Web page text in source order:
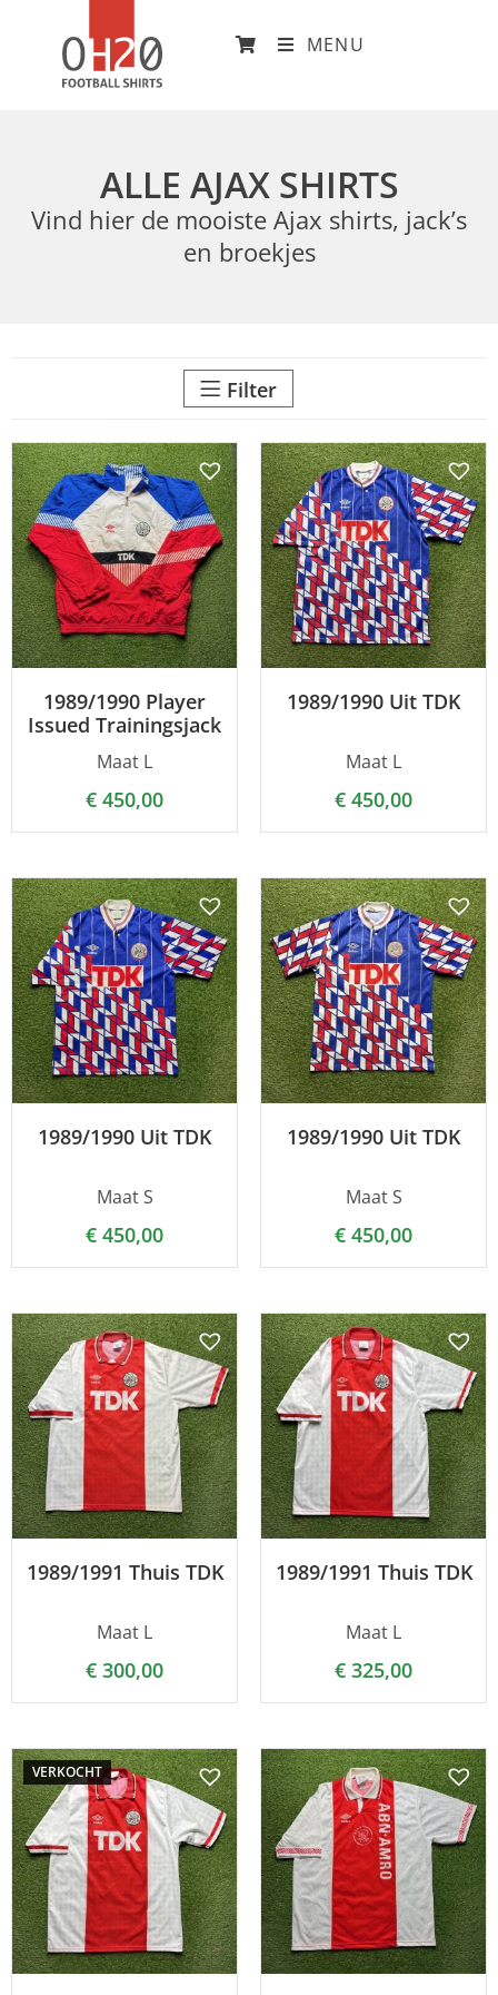
MENU
ALLE AJAX SHIRTS
Vind hier de mooiste Ajax shirts, jack’s
en broekjes
Filter
1989/1990 Player
Issued Trainingsjack
Maat L
€ 450,00
1989/1990 Uit TDK
Maat L
€ 450,00
1989/1990 Uit TDK
Maat S
€ 450,00
1989/1990 Uit TDK
Maat S
€ 450,00
1989/1991 Thuis TDK
Maat L
€ 300,00
1989/1991 Thuis TDK
Maat L
€ 325,00
VERKOCHT